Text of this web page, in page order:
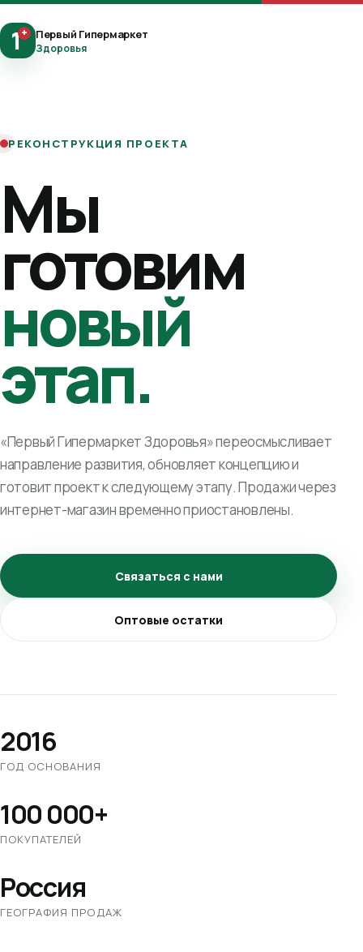
1+ Первый Гипермаркет
Здоровья
РЕКОНСТРУКЦИЯ ПРОЕКТА
Мы
готовим
новый
этап.
«Первый Гипермаркет Здоровья» переосмысливает
направление развития, обновляет концепцию и
готовит проект к следующему этапу. Продажи через
интернет-магазин временно приостановлены.
Связаться с нами
Оптовые остатки
2016
ГОД ОСНОВАНИЯ
100 000+
ПОКУПАТЕЛЕЙ
Россия
ГЕОГРАФИЯ ПРОДАЖ